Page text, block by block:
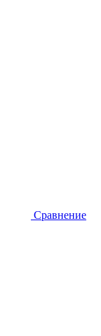
Сравнение